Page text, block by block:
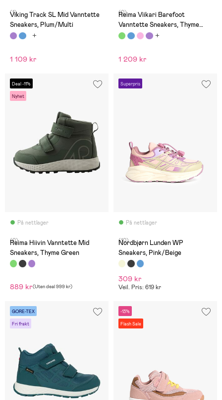
(1)
Viking Track SL Mid Vanntette
Sneakers, Plum/Multi
1 109 kr
(0)
Reima Viikari Barefoot
Vanntette Sneakers, Thyme
Green
1 209 kr
Deal -11%
Nyhet
På nettlager
(0)
Reima Hiivin Vanntette Mid
Sneakers, Thyme Green
889 kr(Uten deal999 kr)
Superpris
På nettlager
(10)
Nordbjørn Lunden WP
Sneakers, Pink/Beige
309 kr
Veil. Pris: 619 kr
GORE-TEX
Fri frakt
-13%
Flash Sale